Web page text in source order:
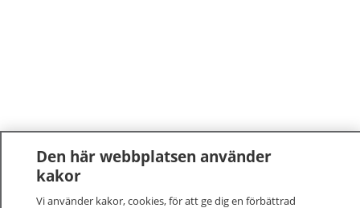
Den här webbplatsen använder
kakor
Vi använder kakor, cookies, för att ge dig en förbättrad